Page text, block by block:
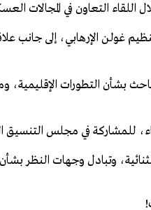
اللقاء التعاون في المجالات
غولن الإرهابي، إلى جانب
بشأن التطورات الإقليمية،
للمشاركة في مجلس التنسيق
وتبادل وجهات النظر بشأن